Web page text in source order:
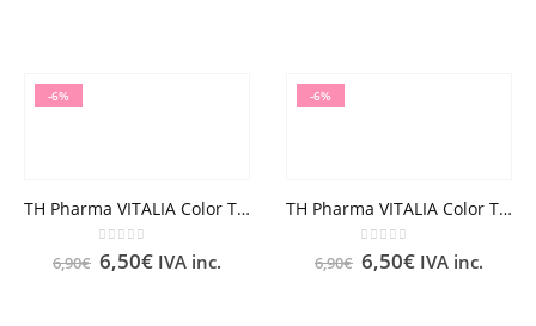
-6%
TH Pharma VITALIA Color TINTE Nº 6.13 RUBIO OSCURO CENIZA DORADO
0out of 5
6,90€ 6,50€ IVA inc.
-6%
TH Pharma VITALIA Color TINTE Nº 6.31 RUBIO OSCURO DORADO CENIZA
0out of 5
6,90€ 6,50€ IVA inc.